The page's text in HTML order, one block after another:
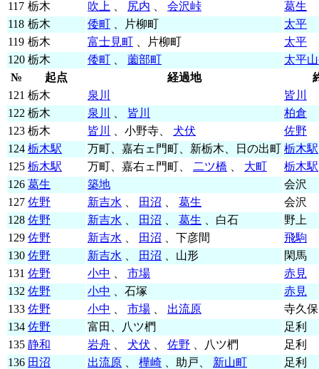
117 栃木 吹上 尻内 会沢峠
葛生
118 栃木 倭町 、片柳町
太平
119 栃木 富士見町 、片柳町
太平
120 栃木 倭町 薗部町
太平
№
起点 経過地
121 栃木 泉川
皆川
122 栃木 泉川 皆川
柏倉
123 栃木 皆川 、小野寺、 犬伏
佐野
124 栃木駅 万町、嘉右ェ門町、新栃木、日の出町 栃木駅
125 栃木駅 万町、嘉右ェ門町、 二ツ橋 大町
栃木駅
126 葛生 築地
会沢
127 佐野 新吉水 田沼 葛生
会沢
128 佐野 新吉水 田沼 葛生 、白石
野上
129 佐野 新吉水 田沼 、下彦間
飛駒
130 佐野 新吉水 田沼 、山形
閑馬
131 佐野 小中 市場
赤見
132 佐野 小中 、石塚
赤見
133 佐野 小中 市場 出流原
寺久保
134 佐野 富田、八ツ椚
足利
135 静和 岩舟 犬伏 佐野 、八ツ椚
足利
136 田沼 出流原 樺崎 、助戸、 新山町
足利